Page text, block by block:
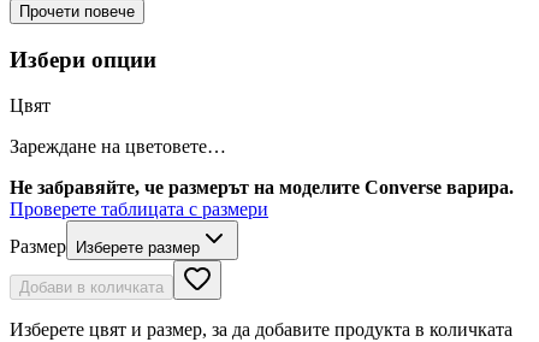
Прочети повече
Избери опции
Цвят
Зареждане на цветовете…
Не забравяйте, че размерът на моделите Converse варира.
Проверете таблицата с размери
Размер
Изберете размер
Добави в количката
Изберете цвят и размер, за да добавите продукта в количката